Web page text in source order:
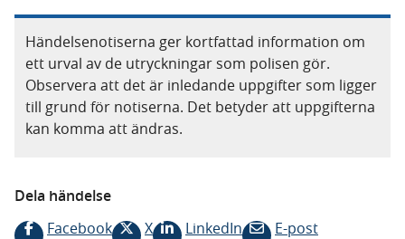
Händelsenotiserna ger kortfattad information om
ett urval av de utryckningar som polisen gör.
Observera att det är inledande uppgifter som ligger
till grund för notiserna. Det betyder att uppgifterna
kan komma att ändras.
Dela händelse
Facebook
X LinkedIn E-post